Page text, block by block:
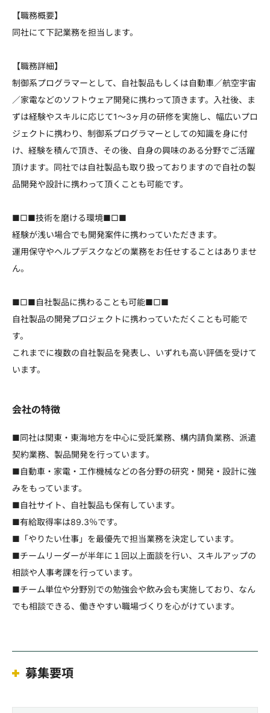
【職務概要】
同社にて下記業務を担当します。
【職務詳細】
制御系プログラマーとして、自社製品もしくは自動車／航空宇宙
／家電などのソフトウェア開発に携わって頂きます。入社後、ま
ずは経験やスキルに応じて1～3ヶ月の研修を実施し、幅広いプロ
ジェクトに携わり、制御系プログラマーとしての知識を身に付
け、経験を積んで頂き、その後、自身の興味のある分野でご活躍
頂けます。同社では自社製品も取り扱っておりますので自社の製
品開発や設計に携わって頂くことも可能です。
■□■技術を磨ける環境■□■
経験が浅い場合でも開発案件に携わっていただきます。
運用保守やヘルプデスクなどの業務をお任せすることはありませ
ん。
■□■自社製品に携わることも可能■□■
自社製品の開発プロジェクトに携わっていただくことも可能で
す。
これまでに複数の自社製品を発表し、いずれも高い評価を受けて
います。
会社の特徴
■同社は関東・東海地方を中心に受託業務、構内請負業務、派遣
契約業務、製品開発を行っています。
■自動車・家電・工作機械などの各分野の研究・開発・設計に強
みをもっています。
■自社サイト、自社製品も保有しています。
■有給取得率は89.3％です。
■「やりたい仕事」を最優先で担当業務を決定しています。
■チームリーダーが半年に１回以上面談を行い、スキルアップの
相談や人事考課を行っています。
■チーム単位や分野別での勉強会や飲み会も実施しており、なん
でも相談できる、働きやすい職場づくりを心がけています。
募集要項